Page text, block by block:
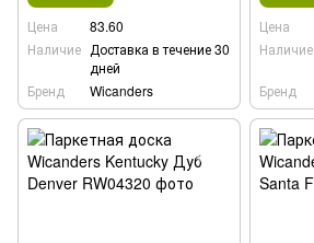
Цена
83.60
Наличие Доставка в течение 30
дней
Бренд
Wicanders
Цена
Наличие
Бренд